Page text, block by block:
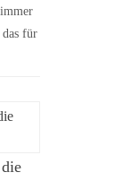
das für